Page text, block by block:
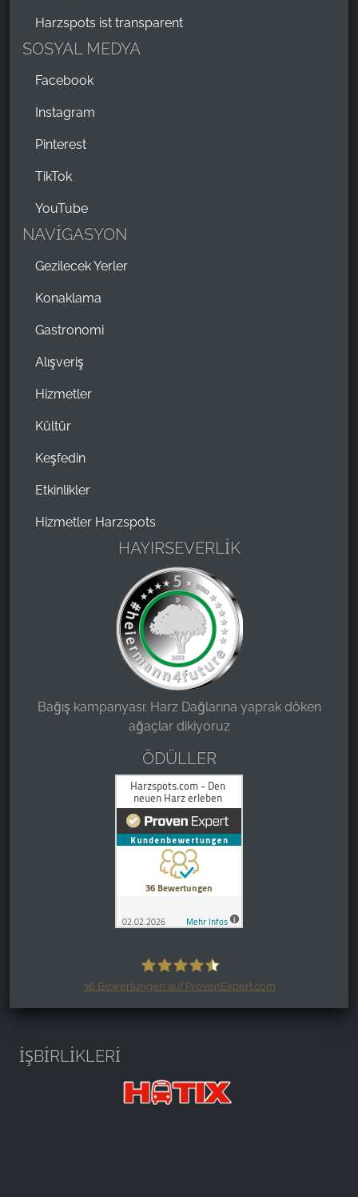
Harzspots ist transparent
SOSYAL MEDYA
Facebook
Instagram
Pinterest
TikTok
YouTube
NAVİGASYON
Gezilecek Yerler
Konaklama
Gastronomi
Alışveriş
Hizmetler
Kültür
Keşfedin
Etkinlikler
Hizmetler Harzspots
HAYIRSEVERLİK
Bağış kampanyası: Harz Dağlarına yaprak döken
ağaçlar dikiyoruz
ÖDÜLLER
36 Bewertungen auf ProvenExpert.com
İŞBİRLİKLERİ